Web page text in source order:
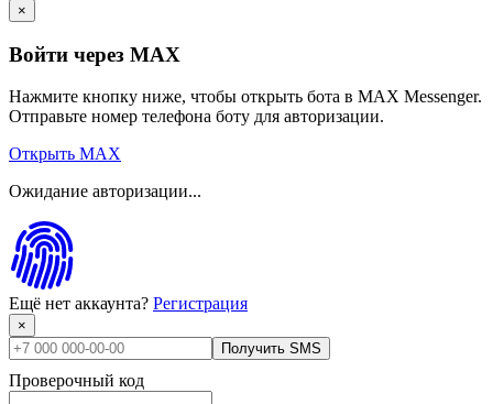
×
Войти через MAX
Нажмите кнопку ниже, чтобы открыть бота в MAX Messenger.
Отправьте номер телефона боту для авторизации.
Открыть MAX
Ожидание авторизации...
Ещё нет аккаунта? Регистрация
×
Получить SMS
Проверочный код